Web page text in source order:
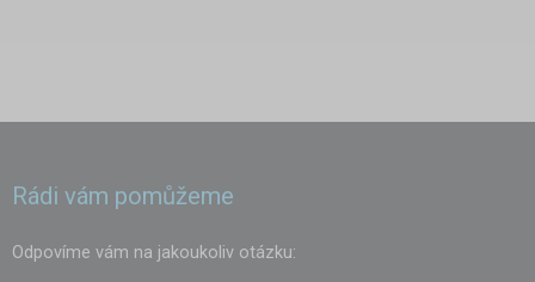
Rádi vám pomůžeme
Odpovíme vám na jakoukoliv otázku: